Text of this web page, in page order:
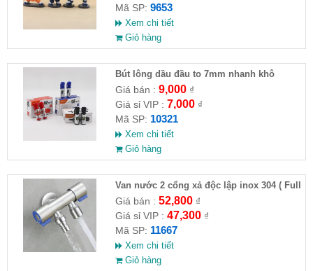
Mã SP: 9653
Xem chi tiết
Giỏ hàng
Bút lông dầu đầu to 7mm nhanh khô
Giá bán : 9,000₫
Giá sỉ VIP : 7,000₫
Mã SP: 10321
Xem chi tiết
Giỏ hàng
Van nước 2 cổng xả độc lập inox 304 ( Full
VAT )
Giá bán : 52,800₫
Giá sỉ VIP : 47,300₫
Mã SP: 11667
Xem chi tiết
Giỏ hàng